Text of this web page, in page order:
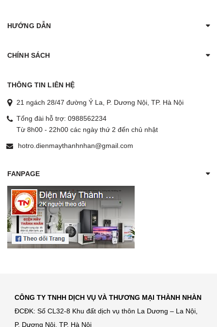
HƯỚNG DẪN
CHÍNH SÁCH
THÔNG TIN LIÊN HỆ
21 ngách 28/47 đường Ỷ La, P. Dương Nội, TP. Hà Nội
Tổng đài hỗ trợ: 0988562234
Từ 8h00 - 22h00 các ngày thứ 2 đến chủ nhật
hotro.dienmaythanhnhan@gmail.com
FANPAGE
CÔNG TY TNHH DỊCH VỤ VÀ THƯƠNG MẠI THÀNH NHÀN
ĐCĐK: Số CL32-8 Khu đất dịch vụ thôn La Dương – La Nội,
P. Dương Nội, TP. Hà Nội